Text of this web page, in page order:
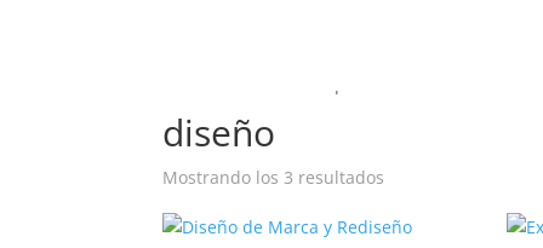
diseño
Mostrando los 3 resultados